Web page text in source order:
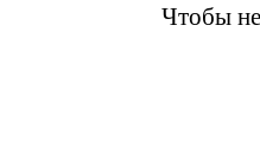
Чтобы